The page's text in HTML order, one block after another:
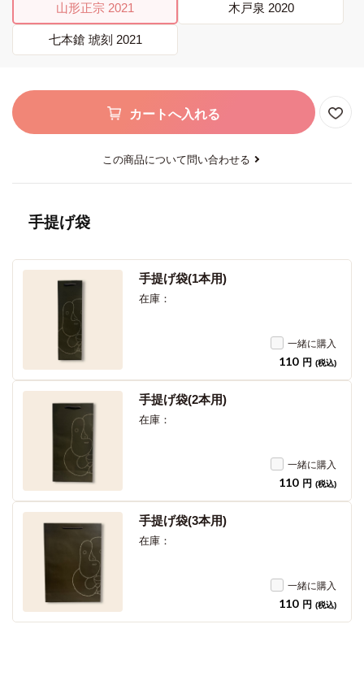
山形正宗 2021 木戸泉 2020
七本鎗 琥刻 2021
カートへ入れる
この商品について問い合わせる
手提げ袋
手提げ袋(1本用)
在庫：
一緒に購入
110 円 (税込)
手提げ袋(2本用)
在庫：
一緒に購入
110 円 (税込)
手提げ袋(3本用)
在庫：
一緒に購入
110 円 (税込)